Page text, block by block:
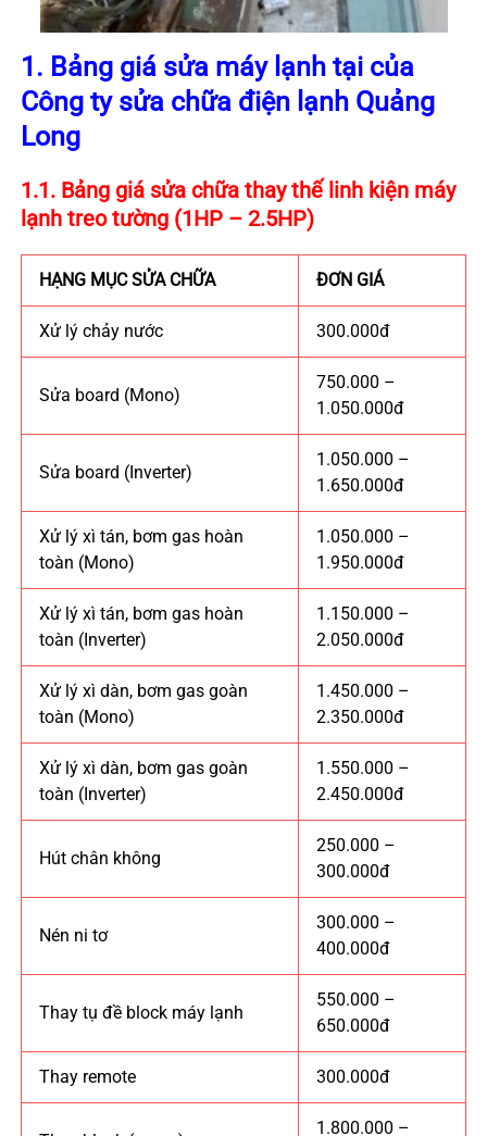
1. Bảng giá sửa máy lạnh tại của
Công ty sửa chữa điện lạnh Quảng
Long
1.1. Bảng giá sửa chữa thay thế linh kiện máy
lạnh treo tường (1HP – 2.5HP)
HẠNG MỤC SỬA CHỮA ĐƠN GIÁ
Xử lý chảy nước 300.000đ
Sửa board (Mono)
750.000 –
1.050.000đ
Sửa board (Inverter)
1.050.000 –
1.650.000đ
Xử lý xì tán, bơm gas hoàn
toàn (Mono)
1.050.000 –
1.950.000đ
Xử lý xì tán, bơm gas hoàn
toàn (Inverter)
1.150.000 –
2.050.000đ
Xử lý xì dàn, bơm gas goàn
toàn (Mono)
1.450.000 –
2.350.000đ
Xử lý xì dàn, bơm gas goàn
toàn (Inverter)
1.550.000 –
2.450.000đ
Hút chân không
250.000 –
300.000đ
Nén ni tơ
300.000 –
400.000đ
Thay tụ đề block máy lạnh
550.000 –
650.000đ
Thay remote 300.000đ
1.800.000 –